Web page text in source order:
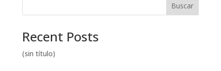
Buscar
Recent Posts
(sin título)